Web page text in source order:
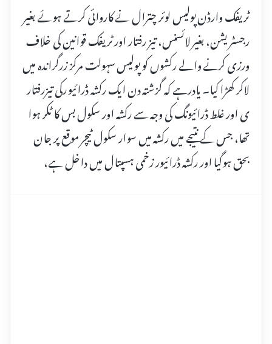
ٹریفک وارڈن پولیس لوئر چترال نے کاروائی کرتے ہوئے بغیر
رجسٹریشن، بغیر لائسنس، تیز رفتار اور ٹریفک قوانین کی خلاف
ورزی کرنے والے رکشوں کو پولیس سہولت مرکز زرگراندہ میں
لاکر کھڑا کیا۔ یادرہے کہ گزشتہ دن ایک رکشہ ڈرائیو رکی تیزرفتار
ی اور غلط ڈرائیونگ کی وجہ سے رکشہ اور سکول بس کا ٹکر ہوا
تھا، جس کے نتیجے میں رکشہ میں سوار سکول ٹیچر موقع پر جان
بحق ہوگیا اور رکشہ ڈرائیور زخمی ہسپتال میں داخل ہے،